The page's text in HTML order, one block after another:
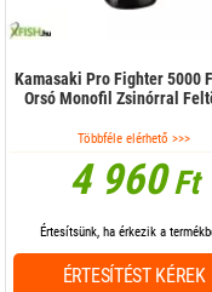
Kamasaki Pro Fighter 5000
Orsó Monofil Zsinórral
Többféle elérhető >>>
4 960Ft
Értesítsünk, ha érkezik a
ÉRTESÍTÉST KÉREK